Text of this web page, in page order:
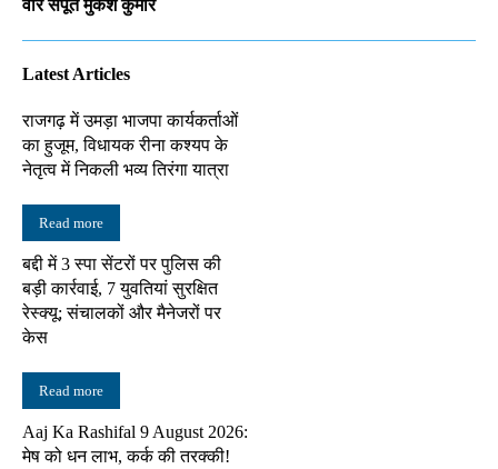
वीर सपूत मुकेश कुमार
Latest Articles
राजगढ़ में उमड़ा भाजपा कार्यकर्ताओं
का हुजूम, विधायक रीना कश्यप के
नेतृत्व में निकली भव्य तिरंगा यात्रा
Read more
बद्दी में 3 स्पा सेंटरों पर पुलिस की
बड़ी कार्रवाई, 7 युवतियां सुरक्षित
रेस्क्यू; संचालकों और मैनेजरों पर
केस
Read more
Aaj Ka Rashifal 9 August 2026:
मेष को धन लाभ, कर्क की तरक्की!